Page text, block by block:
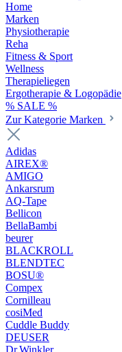
Home
Marken
Physiotherapie
Reha
Fitness & Sport
Wellness
Therapieliegen
Ergotherapie & Logopädie
% SALE %
Zur Kategorie Marken
Adidas
AIREX®
AMIGO
Ankarsrum
AQ-Tape
Bellicon
BellaBambi
beurer
BLACKROLL
BLENDTEC
BOSU®
Compex
Cornilleau
cosiMed
Cuddle Buddy
DEUSER
Dr.Winkler